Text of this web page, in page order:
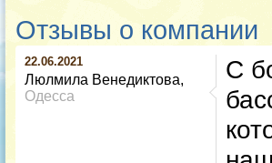
Отзывы о компании
22.06.2021
Люлмила Венедиктова
Одесса
С